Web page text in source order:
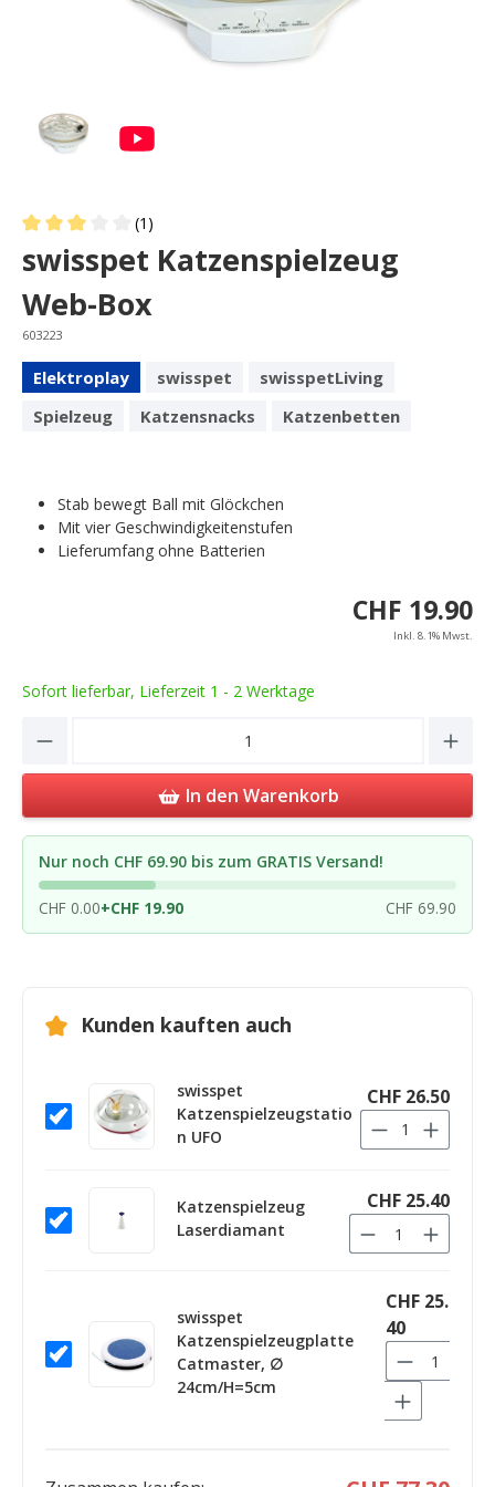
Average rating of 3 out of 5 stars
(1)
swisspet Katzenspielzeug
Web-Box
603223
Elektroplay swisspet
swisspetLiving
Spielzeug
Katzensnacks Katzenbetten
Stab bewegt Ball mit Glöckchen
Mit vier Geschwindigkeitenstufen
Lieferumfang ohne Batterien
CHF 19.90
Inkl. 8.1% Mwst.
Sofort lieferbar, Lieferzeit 1 - 2 Werktage
Product Quantity: Enter the desired
In den Warenkorb
Nur noch CHF 69.90 bis zum GRATIS Versand!
CHF 0.00+CHF 19.90 CHF 69.90
Kunden kauften auch
swisspet
Katzenspielzeugstatio
n UFO
CHF 26.50
Katzenspielzeug
Laserdiamant
CHF 25.40
swisspet
Katzenspielzeugplatte
Catmaster, ∅
24cm/H=5cm
CHF 25.
40